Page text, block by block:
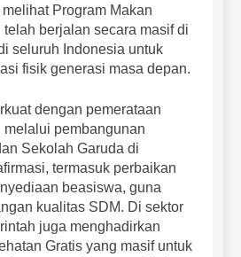
Program Makan
telah berjalan secara masif di
seluruh Indonesia untuk
fisik generasi masa depan.
dengan pemerataan
pembangunan
Sekolah Garuda di
termasuk perbaikan
beasiswa, guna
kualitas SDM. Di sektor
juga menghadirkan
Gratis yang masif untuk